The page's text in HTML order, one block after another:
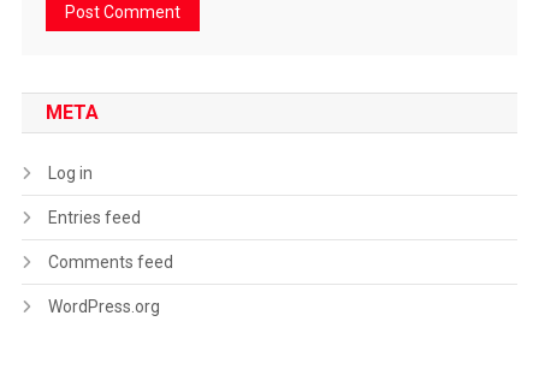
META
Log in
Entries feed
Comments feed
WordPress.org